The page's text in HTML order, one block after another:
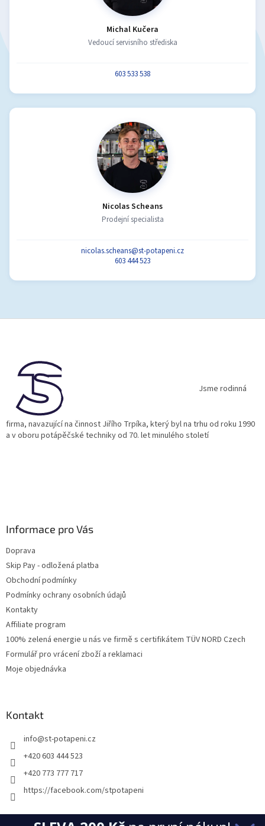
Michal Kučera
Vedoucí servisního střediska
603 533 538
Nicolas Scheans
Prodejní specialista
nicolas.scheans@st-potapeni.cz
603 444 523
Jsme rodinná
firma, navazující na činnost Jiřího Trpíka, který byl na trhu od roku 1990
a v oboru potápěčské techniky od 70. let minulého století
Informace pro Vás
Doprava
Skip Pay - odložená platba
Obchodní podmínky
Podmínky ochrany osobních údajů
Kontakty
Affiliate program
100% zelená energie u nás ve firmě s certifikátem TÜV NORD Czech
Formulář pro vrácení zboží a reklamaci
Moje objednávka
Kontakt
info@st-potapeni.cz
+420 603 444 523
+420 773 777 717
https://facebook.com/stpotapeni